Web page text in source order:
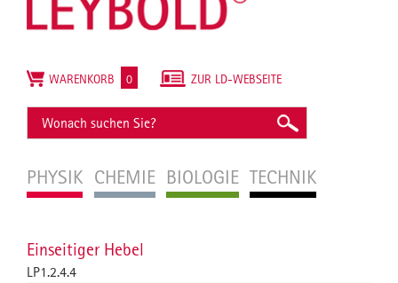
PHYSIK CHEMIE BIOLOGIE TECHNIK
ZUR LD-WEBSEITE
WARENKORB 0
Einseitiger Hebel
LP1.2.4.4